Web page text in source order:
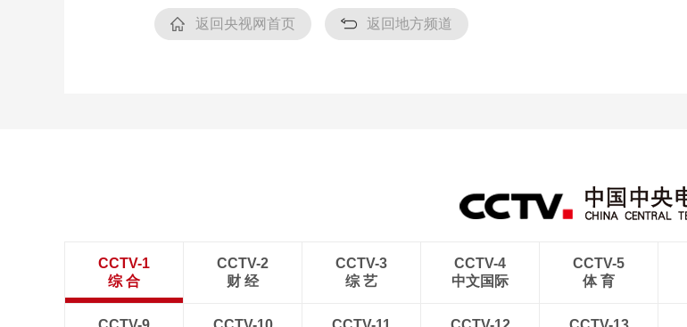
返回央视网首页 返回地方频道
CCTV-1
综 合
CCTV-2
财 经
CCTV-3
综 艺
CCTV-4
中文国际
CCTV-5
体 育